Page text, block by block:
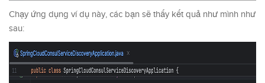
Chạy ứng dụng ví dụ này, các bạn sẽ thấy kết quả như mình như
sau: